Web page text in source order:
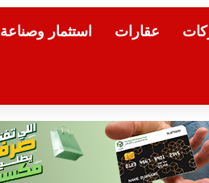
عقارات استثمار وصناعة